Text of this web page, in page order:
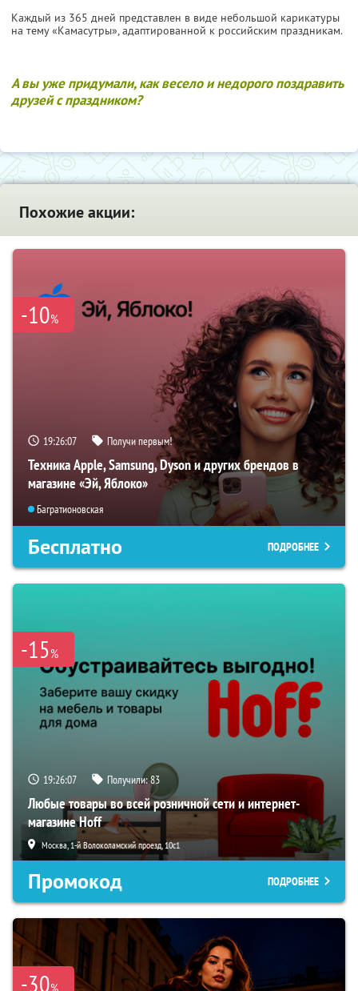
Каждый из 365 дней представлен в виде небольшой карикатуры
на тему «Камасутры», адаптированной к российским праздникам.
А вы уже придумали, как весело и недорого поздравить
друзей с праздником?
Похожие акции:
-10%
19:26:06 Получи первым!
Техника Apple, Samsung, Dyson и других брендов в
магазине «Эй, Яблоко»
Багратионовская
Бесплатно ПОДРОБНЕЕ
-15%
19:26:06 Получили:83
Любые товары во всей розничной сети и интернет-
магазине Hoff
Москва, 1-й Волоколамский проезд, 10с1
Промокод ПОДРОБНЕЕ
-30%